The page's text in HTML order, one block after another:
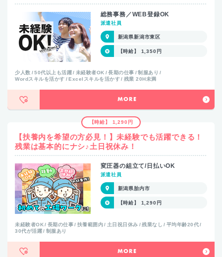
総務事務／WEB登録OK
派遣社員
新潟県新潟市東区
【時給】 1,350円
少人数 50代以上も活躍 未経験者OK 長期の仕事
制服あり
Wordスキルを活かす
Excelスキルを活かす 残業 20H未満
MORE
【時給】 1,290円
【扶養内を希望の方必見！】未経験でも活躍できる！
残業は基本的にナシ♪土日祝休み！
変圧器の組立て/日払いOK
派遣社員
新潟県胎内市
【時給】 1,290円
未経験者OK 長期の仕事 扶養範囲内 土日祝日休み 残業なし
平均年齢20代
30代が活躍
制服あり
MORE